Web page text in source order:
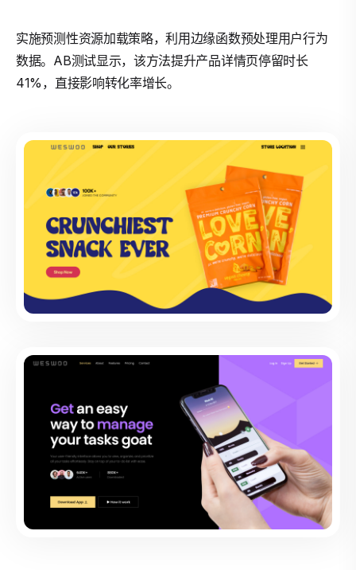
实施预测性资源加载策略，利用边缘函数预处理用户行为
数据。AB测试显示，该方法提升产品详情页停留时长
41%，直接影响转化率增长。